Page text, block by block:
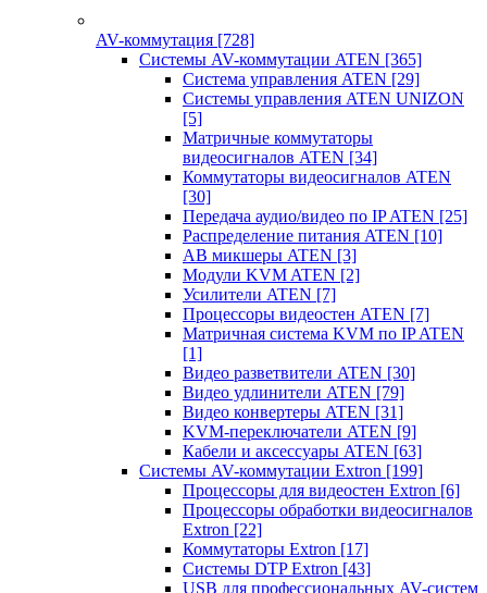
AV-коммутация [728]
Системы AV-коммутации ATEN [365]
Система управления ATEN [29]
Системы управления ATEN UNIZON
[5]
Матричные коммутаторы
видеосигналов ATEN [34]
Коммутаторы видеосигналов ATEN
[30]
Передача аудио/видео по IP ATEN [25]
Распределение питания ATEN [10]
АВ микшеры ATEN [3]
Модули KVM ATEN [2]
Усилители ATEN [7]
Процессоры видеостен ATEN [7]
Матричная система KVM по IP ATEN
[1]
Видео разветвители ATEN [30]
Видео удлинители ATEN [79]
Видео конвертеры ATEN [31]
KVM-переключатели ATEN [9]
Кабели и аксессуары ATEN [63]
Системы AV-коммутации Extron [199]
Процессоры для видеостен Extron [6]
Процессоры обработки видеосигналов
Extron [22]
Коммутаторы Extron [17]
Системы DTP Extron [43]
USB для профессиональных AV-систем